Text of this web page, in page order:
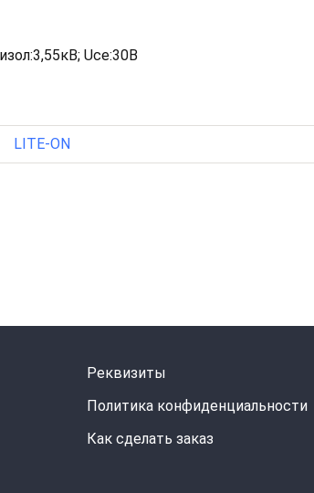
Uce:30В
LITE-ON
Реквизиты
Политика конфиденциальности
Как сделать заказ